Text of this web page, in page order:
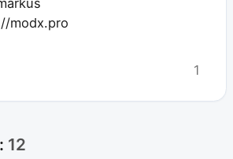
modx.pro
1
12